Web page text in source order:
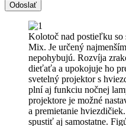
Odoslať
Kolotoč nad postieľku so
Mix. Je určený
nepohybujú. Rozvíja
dieťaťa a upokojuje ho
svetelný projektor s
plní aj funkciu nočnej
projektore je možné
a premietanie
spustiť aj samostatne.